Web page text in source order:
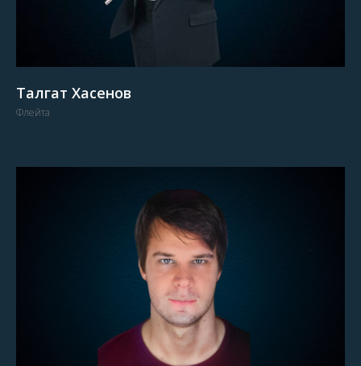
Талгат Хасенов
Флейта